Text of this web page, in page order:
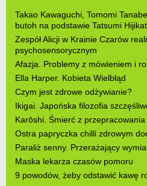
Takao Kawaguchi, Tomomi
butoh na podstawie Tatsumi
Zespół Alicji w Krainie Czarów
psychosensorycznym
Afazja. Problemy z mówieniem i
Ella Harper. Kobieta Wielbłąd
Czym jest zdrowe odżywianie?
Ikigai. Japońska filozofia
Karōshi. Śmierć z przepracowania
Ostra papryczka chilli zdrowym
Paraliż senny. Przerażający
Maska lekarza czasów pomoru
9 powodów, żeby odstawić kawę